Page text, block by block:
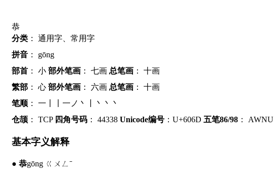
恭
分类 ： 通用字、常用字
拼音 ： gōng
部首 ： 小 部外笔画 ： 七画 总笔画 ： 十画
繁部 ： 心 部外笔画 ： 六画 总笔画 ： 十画
笔顺 ： 一丨丨一ノ丶丨丶丶丶
仓颉 ： TCP 四角号码 ： 44338 Unicode编号 ：U+606D 五笔86/98 ： AWNU
基本字义解释
恭gōng ㄍㄨㄥˉ